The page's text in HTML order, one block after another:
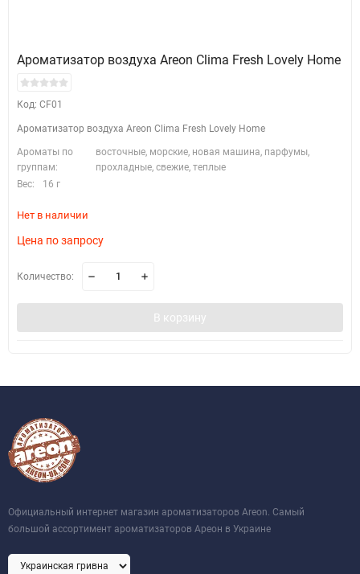
Ароматизатор воздуха Areon Clima Fresh Lovely Home
Код: CF01
Ароматизатор воздуха Areon Clima Fresh Lovely Home
Ароматы по
группам:
восточные, морские, новая машина, парфумы,
прохладные, свежие, теплые
Вес:
16 г
Нет в наличии
Цена по запросу
Количество:
В корзину
Официальный интернет магазин ароматизаторов Areon. Самый
большой ассортимент ароматизаторов Ареон в Украине